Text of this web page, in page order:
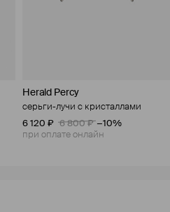
Herald Percy
серьги-лучи с кристаллами
6 120 ₽
6 800 ₽ −10%
при оплате онлайн